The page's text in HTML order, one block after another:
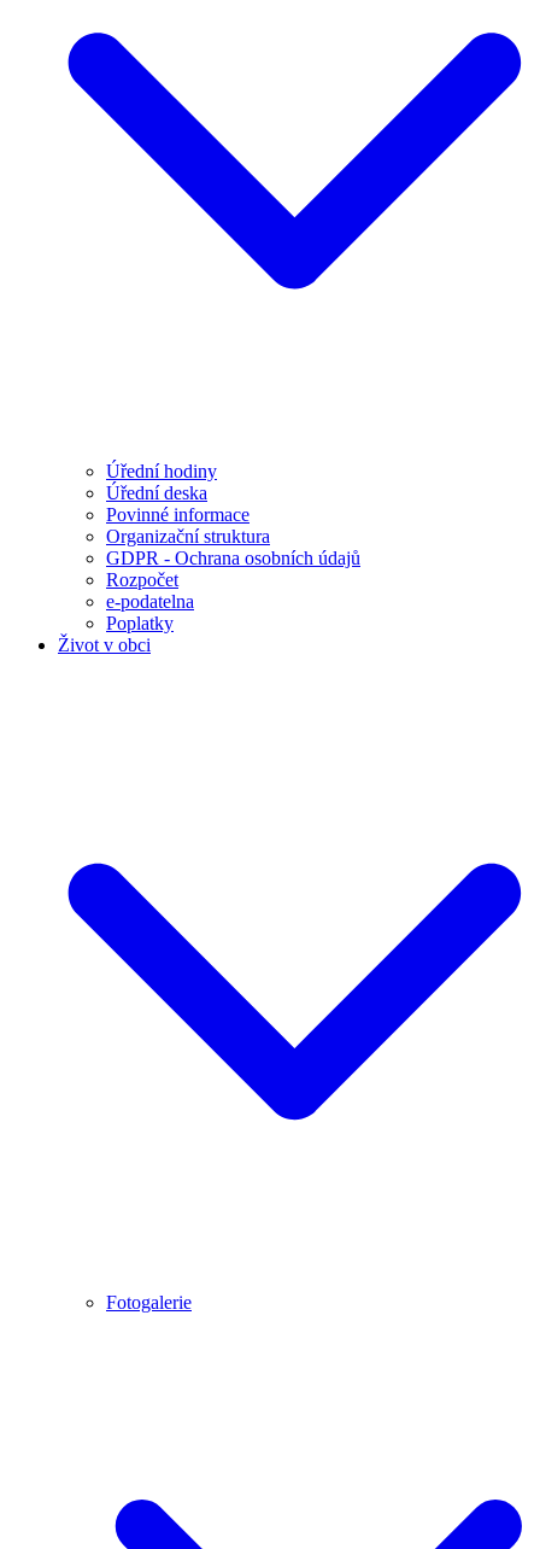
Úřední hodiny
Úřední deska
Povinné informace
Organizační struktura
GDPR - Ochrana osobních údajů
Rozpočet
e-podatelna
Poplatky
Život v obci
Fotogalerie